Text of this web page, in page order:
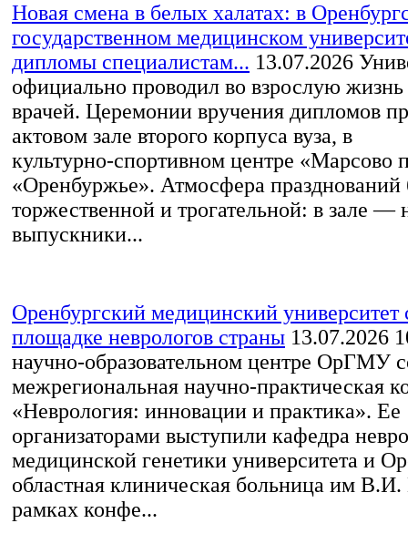
Новая смена в белых халатах: в
государственном медицинском
дипломы специалистам... 13.07.2026
официально проводил во взрослую
врачей. Церемонии вручения дипломов
актовом зале второго корпуса вуза, в
культурно‑спортивном центре
«Оренбуржье». Атмосфера празднований
торжественной и трогательной: в зале —
выпускники...
Оренбургский медицинский университет
площадке неврологов страны 13.07.2026
научно-образовательном центре ОрГМУ
межрегиональная научно-практическая
«Неврология: инновации и практика». Ее
организаторами выступили кафедра
медицинской генетики университета и
областная клиническая больница им
рамках конфе...